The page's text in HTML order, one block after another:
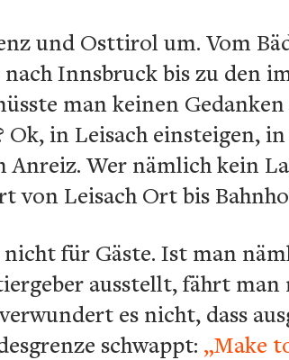
und Osttirol um. Vom
Innsbruck bis zu den
man keinen
Ok, in Leisach einsteigen,
Anreiz. Wer nämlich kein
von Leisach Ort bis
für Gäste. Ist man
ausstellt, fährt
es nicht, dass
schwappt: „Make